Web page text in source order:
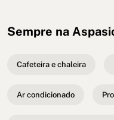
Sempre na
Cafeteira e chaleira
Ar condicionado